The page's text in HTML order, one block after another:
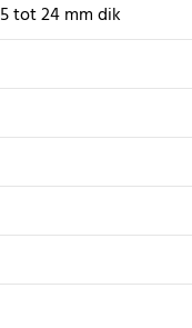
tot 24 mm dik